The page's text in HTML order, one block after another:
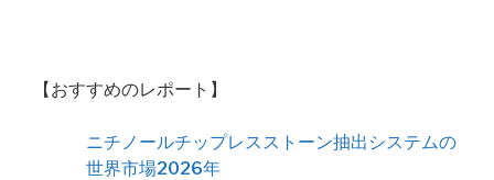
【おすすめのレポート】
ニチノールチップレスストーン抽出システムの
世界市場2026年